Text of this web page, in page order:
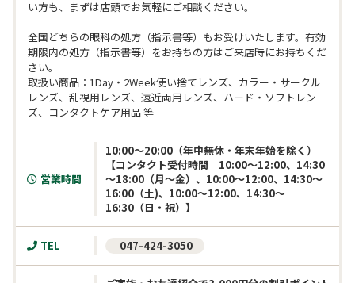
い方も、まずは店頭でお気軽にご相談ください。
全国どちらの眼科の処方（指示書等）もお受けいたします。有効
期限内の処方（指示書等）をお持ちの方はご来店時にお持ちくだ
さい。
取扱い商品：1Day・2Week使い捨てレンズ、カラー・サークル
レンズ、乱視用レンズ、遠近両用レンズ、ハード・ソフトレン
ズ、コンタクトケア用品 等
営業時間
10:00～20:00（年中無休・年末年始を除く）
【コンタクト受付時間　10:00～12:00、14:30
～18:00（月～金）、10:00～12:00、14:30～
16:00（土)、10:00～12:00、14:30～
16:30（日・祝）】
TEL 047-424-3050